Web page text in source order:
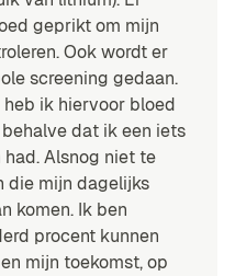
geprikt om mijn
Ook wordt er
screening gedaan.
ik hiervoor bloed
dat ik een iets
Alsnog niet te
die mijn dagelijks
komen. Ik ben
procent kunnen
mijn toekomst, op